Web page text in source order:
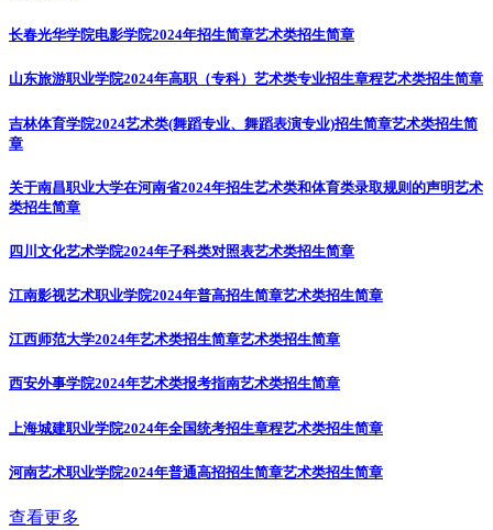
长春光华学院电影学院2024年招生简章艺术类招生简章
山东旅游职业学院2024年高职（专科）艺术类专业招生章程艺术类招生简章
吉林体育学院2024艺术类(舞蹈专业、舞蹈表演专业)招生简章艺术类招生简
章
关于南昌职业大学在河南省2024年招生艺术类和体育类录取规则的声明艺术
类招生简章
四川文化艺术学院2024年子科类对照表艺术类招生简章
江南影视艺术职业学院2024年普高招生简章艺术类招生简章
江西师范大学2024年艺术类招生简章艺术类招生简章
西安外事学院2024年艺术类报考指南艺术类招生简章
上海城建职业学院2024年全国统考招生章程艺术类招生简章
河南艺术职业学院2024年普通高招招生简章艺术类招生简章
查看更多